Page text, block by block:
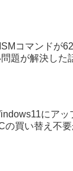
コマンドが
問題が解決した
にアッ
の買い替え不要